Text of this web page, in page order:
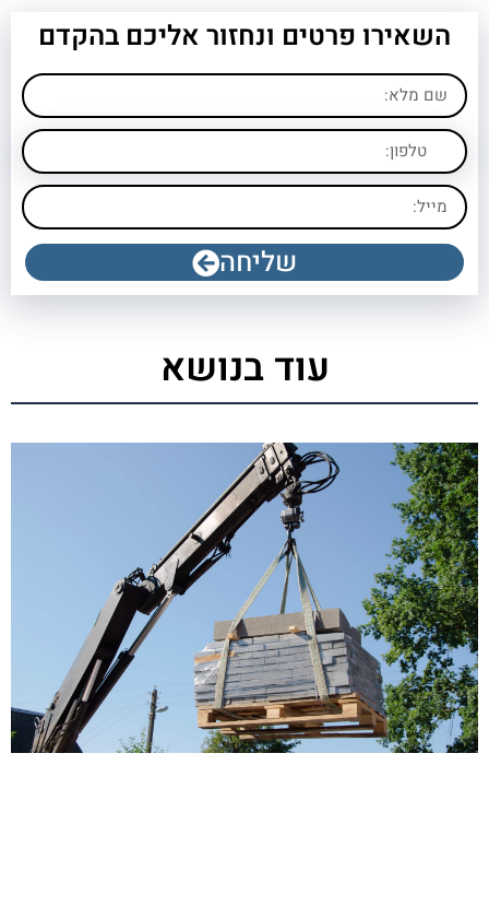
השאירו פרטים ונחזור אליכם בהקדם
שליחה
עוד בנושא